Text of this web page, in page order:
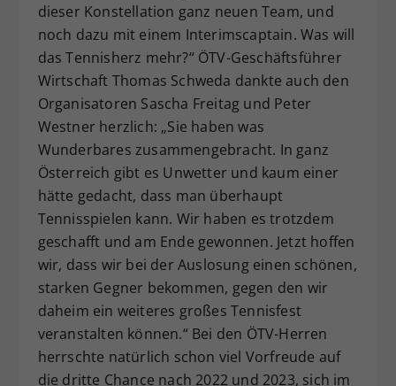
dieser Konstellation ganz neuen Team, und
noch dazu mit einem Interimscaptain. Was will
das Tennisherz mehr?“ ÖTV-Geschäftsführer
Wirtschaft Thomas Schweda dankte auch den
Organisatoren Sascha Freitag und Peter
Westner herzlich: „Sie haben was
Wunderbares zusammengebracht. In ganz
Österreich gibt es Unwetter und kaum einer
hätte gedacht, dass man überhaupt
Tennisspielen kann. Wir haben es trotzdem
geschafft und am Ende gewonnen. Jetzt hoffen
wir, dass wir bei der Auslosung einen schönen,
starken Gegner bekommen, gegen den wir
daheim ein weiteres großes Tennisfest
veranstalten können.“ Bei den ÖTV-Herren
herrschte natürlich schon viel Vorfreude auf
die dritte Chance nach 2022 und 2023, sich im